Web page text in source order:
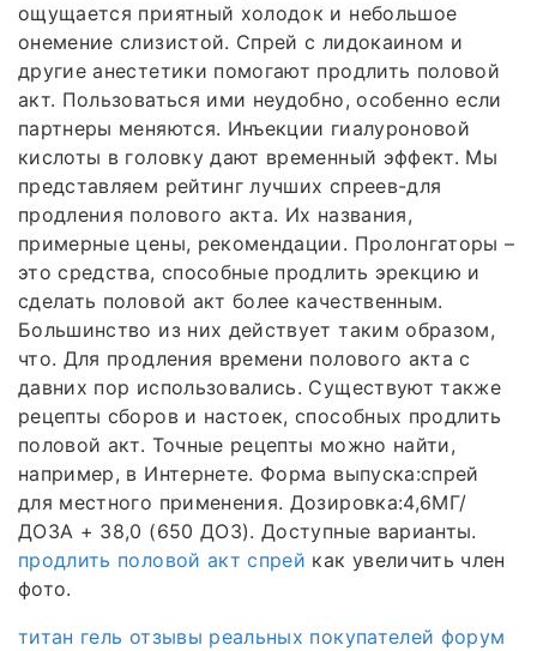
ощущается приятный холодок и небольшое
онемение слизистой. Спрей с лидокаином и
другие анестетики помогают продлить половой
акт. Пользоваться ими неудобно, особенно если
партнеры меняются. Инъекции гиалуроновой
кислоты в головку дают временный эффект. Мы
представляем рейтинг лучших спреев-для
продления полового акта. Их названия,
примерные цены, рекомендации. Пролонгаторы –
это средства, способные продлить эрекцию и
сделать половой акт более качественным.
Большинство из них действует таким образом,
что. Для продления времени полового акта с
давних пор использовались. Существуют также
рецепты сборов и настоек, способных продлить
половой акт. Точные рецепты можно найти,
например, в Интернете. Форма выпуска:спрей
для местного применения. Дозировка:4,6МГ/
ДОЗА + 38,0 (650 ДОЗ). Доступные варианты.
продлить половой акт спрей как увеличить член
фото.
титан гель отзывы реальных покупателей форум